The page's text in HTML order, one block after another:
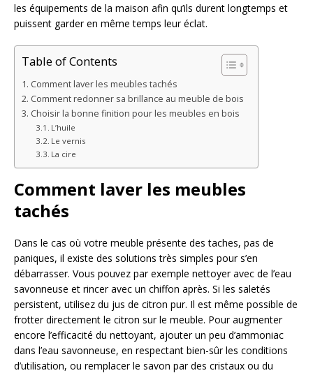
les équipements de la maison afin qu’ils durent longtemps et
puissent garder en même temps leur éclat.
Table of Contents
Comment laver les meubles tachés
Comment redonner sa brillance au meuble de bois
Choisir la bonne finition pour les meubles en bois
L’huile
Le vernis
La cire
Comment laver les meubles
tachés
Dans le cas où votre meuble présente des taches, pas de
paniques, il existe des solutions très simples pour s’en
débarrasser. Vous pouvez par exemple nettoyer avec de l’eau
savonneuse et rincer avec un chiffon après. Si les saletés
persistent, utilisez du jus de citron pur. Il est même possible de
frotter directement le citron sur le meuble. Pour augmenter
encore l’efficacité du nettoyant, ajouter un peu d’ammoniac
dans l’eau savonneuse, en respectant bien-sûr les conditions
d’utilisation, ou remplacer le savon par des cristaux ou du